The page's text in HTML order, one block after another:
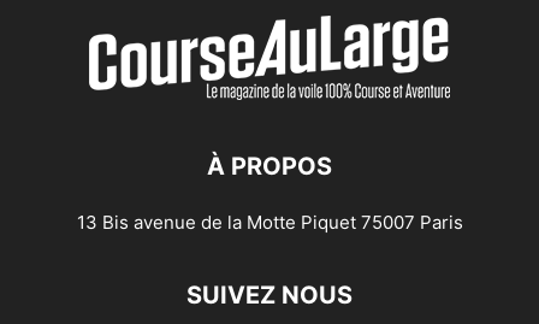
À PROPOS
13 Bis avenue de la Motte Piquet 75007 Paris
SUIVEZ NOUS